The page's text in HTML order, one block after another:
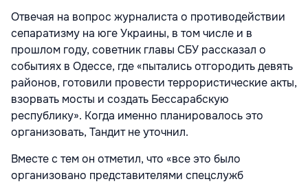
Отвечая на вопрос журналиста о противодействии
сепаратизму на юге Украины, в том числе и в
прошлом году, советник главы СБУ рассказал о
событиях в Одессе, где «пытались отгородить девять
районов, готовили провести террористические акты,
взорвать мосты и создать Бессарабскую
республику». Когда именно планировалось это
организовать, Тандит не уточнил.
Вместе с тем он отметил, что «все это было
организовано представителями спецслужб